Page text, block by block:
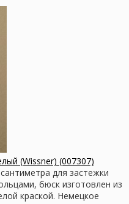
(Wissner) (007307)
для застежки
бюск изготовлен из
краской. Немецкое